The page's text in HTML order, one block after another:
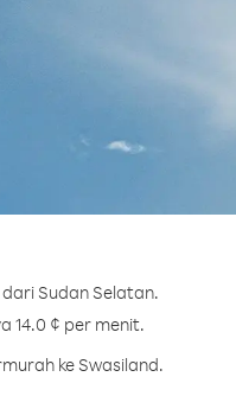
Sudan Selatan.
14.0 ¢ per menit.
ke Swasiland.